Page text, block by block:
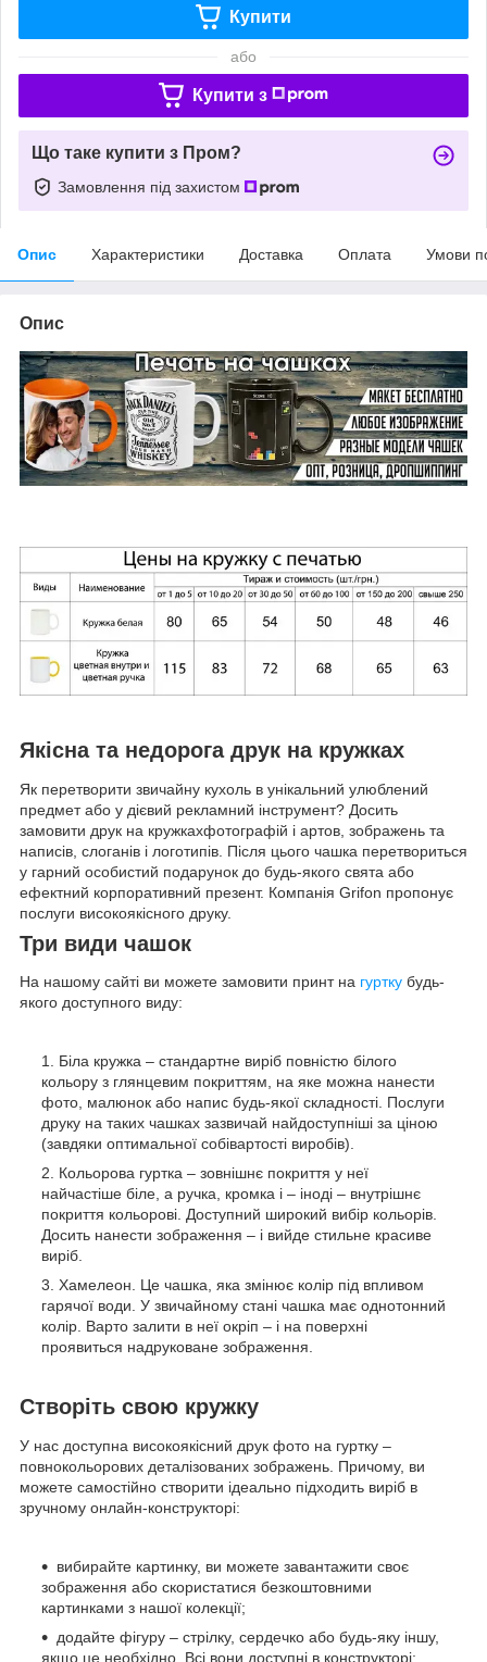
Купити
або
Купити з
Що таке купити з Пром?
Замовлення під захистом
Опис Характеристики Доставка Оплата Умови
Опис
Якісна та недорога друк на кружках
Як перетворити звичайну кухоль в унікальний улюблений
предмет або у дієвий рекламний інструмент? Досить
замовити друк на кружкахфотографій і артов, зображень та
написів, слоганів і логотипів. Після цього чашка перетвориться
у гарний особистий подарунок до будь-якого свята або
ефектний корпоративний презент. Компанія Grifon пропонує
послуги високоякісного друку.
Три види чашок
На нашому сайті ви можете замовити принт на гуртку будь-
якого доступного виду:
Біла кружка – стандартне виріб повністю білого
кольору з глянцевим покриттям, на яке можна нанести
фото, малюнок або напис будь-якої складності. Послуги
друку на таких чашках зазвичай найдоступніші за ціною
(завдяки оптимальної собівартості виробів).
Кольорова гуртка – зовнішнє покриття у неї
найчастіше біле, а ручка, кромка і – іноді – внутрішнє
покриття кольорові. Доступний широкий вибір кольорів.
Досить нанести зображення – і вийде стильне красиве
виріб.
Хамелеон. Це чашка, яка змінює колір під впливом
гарячої води. У звичайному стані чашка має однотонний
колір. Варто залити в неї окріп – і на поверхні
проявиться надруковане зображення.
Створіть свою кружку
У нас доступна високоякісний друк фото на гуртку –
повнокольорових деталізованих зображень. Причому, ви
можете самостійно створити ідеально підходить виріб в
зручному онлайн-конструкторі:
вибирайте картинку, ви можете завантажити своє
зображення або скористатися безкоштовними
картинками з нашої колекції;
додайте фігуру – стрілку, сердечко або будь-яку іншу,
якщо це необхідно. Всі вони доступні в конструкторі;